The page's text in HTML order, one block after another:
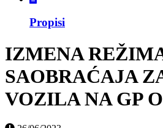
Propisi
IZMENA
SAOBRAĆAJA
VOZILA NA GP